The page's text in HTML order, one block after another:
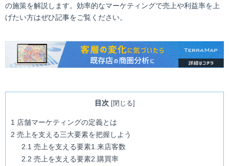
の施策を解説します。効率的なマーケティングで売上や利益率を上
げたい方はぜひ記事をご覧ください。
目次 閉じる
1 店舗マーケティングの定義とは
2 売上を支える三大要素を把握しよう
2.1 売上を支える要素1.来店客数
2.2 売上を支える要素2.購買率